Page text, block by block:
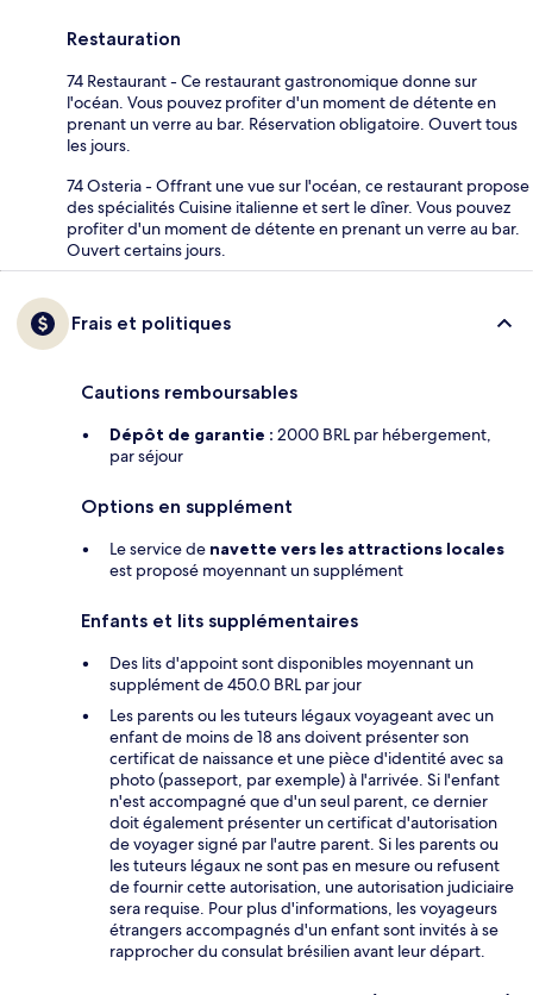
Restauration
74 Restaurant - Ce restaurant gastronomique donne sur
l'océan. Vous pouvez profiter d'un moment de détente en
prenant un verre au bar. Réservation obligatoire. Ouvert tous
les jours.
74 Osteria - Offrant une vue sur l'océan, ce restaurant propose
des spécialités Cuisine italienne et sert le dîner. Vous pouvez
profiter d'un moment de détente en prenant un verre au bar.
Ouvert certains jours.
Frais et politiques
Cautions remboursables
Dépôt de garantie : 2000 BRL par hébergement,
par séjour
Options en supplément
Le service de navette vers les attractions locales
est proposé moyennant un supplément
Enfants et lits supplémentaires
Des lits d'appoint sont disponibles moyennant un
supplément de 450.0 BRL par jour
Les parents ou les tuteurs légaux voyageant avec un
enfant de moins de 18 ans doivent présenter son
certificat de naissance et une pièce d'identité avec sa
photo (passeport, par exemple) à l'arrivée. Si l'enfant
n'est accompagné que d'un seul parent, ce dernier
doit également présenter un certificat d'autorisation
de voyager signé par l'autre parent. Si les parents ou
les tuteurs légaux ne sont pas en mesure ou refusent
de fournir cette autorisation, une autorisation judiciaire
sera requise. Pour plus d'informations, les voyageurs
étrangers accompagnés d'un enfant sont invités à se
rapprocher du consulat brésilien avant leur départ.